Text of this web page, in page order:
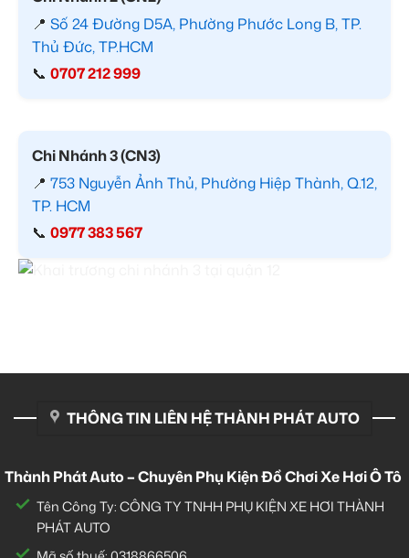
📍 Số 24 Đường D5A, Phường Phước Long B, TP.
Thủ Đức, TP.HCM
📞 0707 212 999
Chi Nhánh 3 (CN3)
📍 753 Nguyễn Ảnh Thủ, Phường Hiệp Thành, Q.12,
TP. HCM
📞 0977 383 567
THÔNG TIN LIÊN HỆ THÀNH PHÁT AUTO
Thành Phát Auto – Chuyên Phụ Kiện Đồ Chơi Xe Hơi Ô Tô
Tên Công Ty: CÔNG TY TNHH PHỤ KIỆN XE HƠI THÀNH
PHÁT AUTO